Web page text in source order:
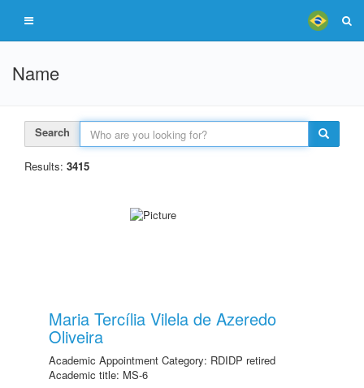
Name
Search
Results: 3415
Maria Tercília Vilela de Azeredo
Oliveira
Academic Appointment Category: RDIDP retired
Academic title: MS-6